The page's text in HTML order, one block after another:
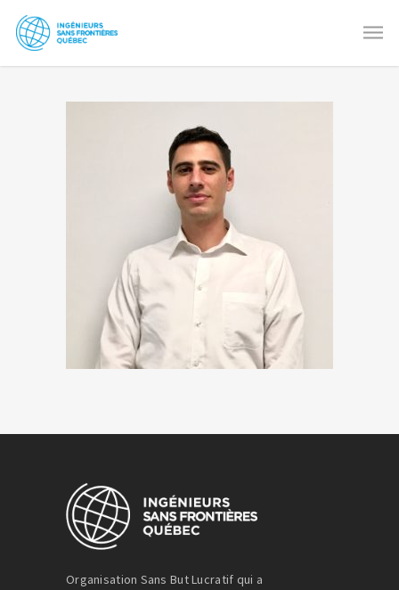
Organisation Sans But Lucratif qui a